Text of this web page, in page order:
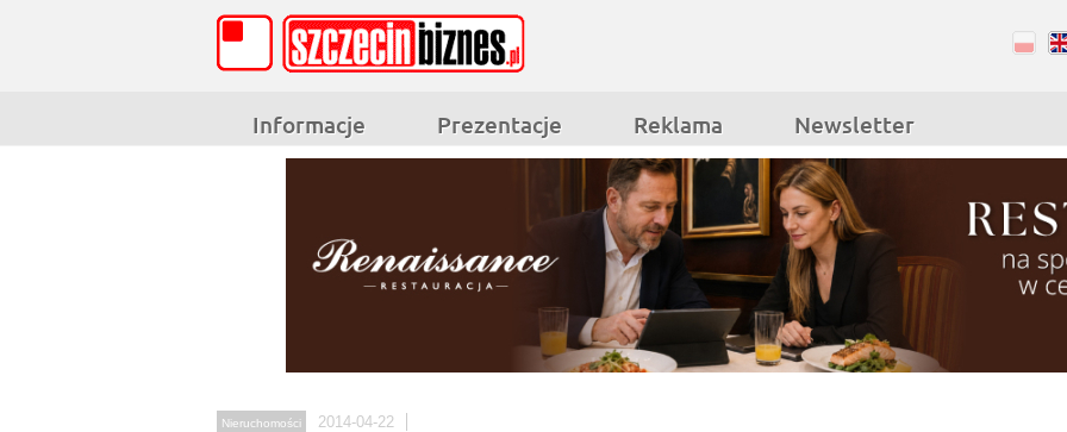
Informacje Prezentacje Reklama Newsletter
Nieruchomości 2014-04-22